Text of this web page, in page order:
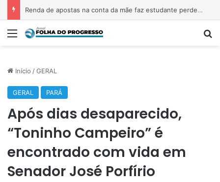
Renda de apostas na conta da mãe faz estudante perder bolsa do Prouni
Menu
Início /GERAL
GERAL PARÁ
Após dias desaparecido,
“Toninho Campeiro” é
encontrado com vida em
Senador José Porfírio